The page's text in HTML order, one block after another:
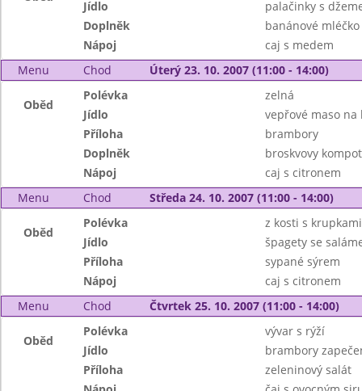
Jídlo
palačinky s
Doplněk
banánové mléčko
Nápoj
caj s medem
Menu
Chod Úterý 23. 10. 2007 (11:00 - 14:00)
Oběd
Polévka
zelná
Jídlo
vepřové maso na
Příloha
brambory
Doplněk
broskvovy kompot
Nápoj
caj s citronem
Menu
Chod Středa 24. 10. 2007 (11:00 - 14:00)
Oběd
Polévka
z kosti s
Jídlo
špagety se
Příloha
sypané sýrem
Nápoj
caj s citronem
Menu
Chod Čtvrtek 25. 10. 2007 (11:00 - 14:00)
Oběd
Polévka
vývar s rýží
Jídlo
brambory
Příloha
zeleninový salát